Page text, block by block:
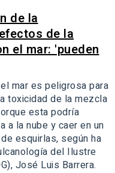
de la
de la
el mar: 'pueden
mar es peligrosa para
toxicidad de la mezcla
esta podría
a la nube y caer en un
esquirlas, según ha
del Ilustre
José Luis Barrera.